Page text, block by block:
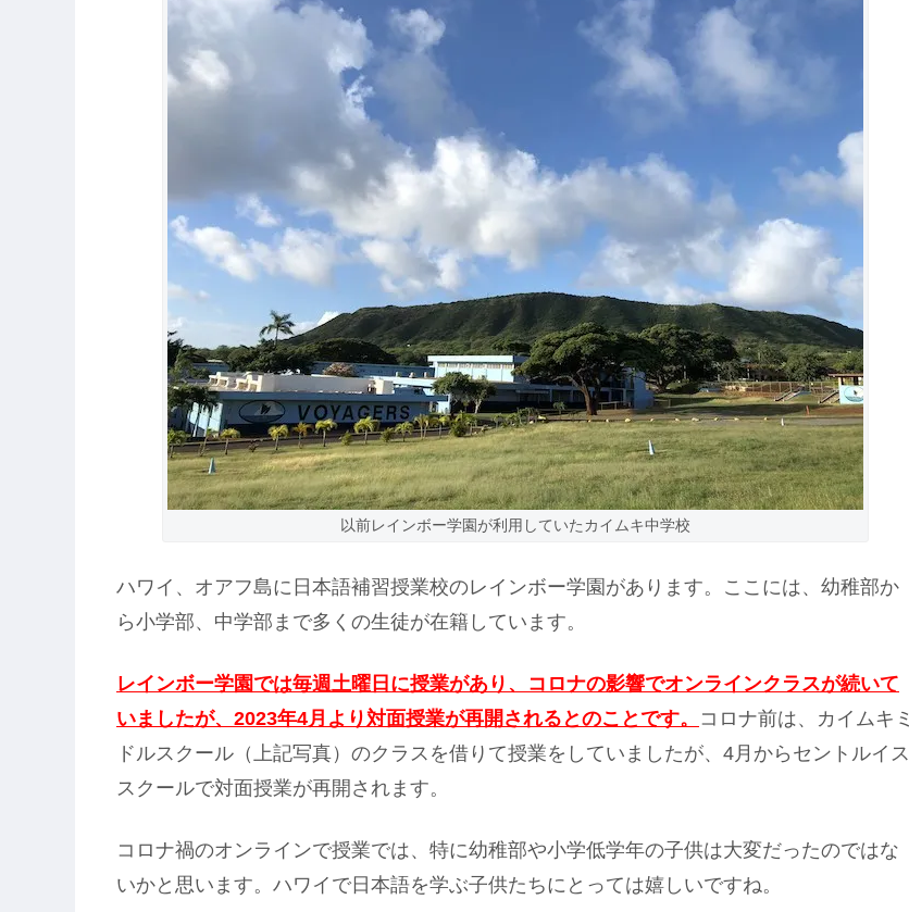
以前レインボー学園が利用していたカイムキ中学校
ハワイ、オアフ島に日本語補習授業校のレインボー学園があります。ここには、幼稚部か
ら小学部、中学部まで多くの生徒が在籍しています。
レインボー学園では毎週土曜日に授業があり、コロナの影響でオンラインクラスが続いて
いましたが、2023年4月より対面授業が再開されるとのことです。 コロナ前は、カイムキミ
ドルスクール（上記写真）のクラスを借りて授業をしていましたが、4月からセントルイス
スクールで対面授業が再開されます。
コロナ禍のオンラインで授業では、特に幼稚部や小学低学年の子供は大変だったのではな
いかと思います。ハワイで日本語を学ぶ子供たちにとっては嬉しいですね。